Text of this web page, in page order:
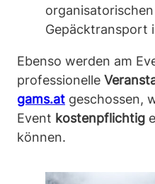
Gepäcktransport
Ebenso werden am
professionelle
gams.at geschossen,
Event kostenpflichtig
können.